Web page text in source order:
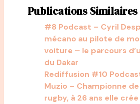
Publications Similaires
#8 Podcast – Cyril
mécano au pilote de
voiture – le parcours
du Dakar
Rediffusion #10
Muzio – Championne
rugby, à 26 ans elle